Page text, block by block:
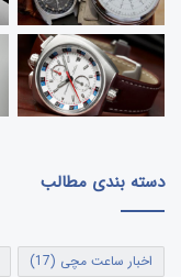
دسته بندی مطالب
اخبار ساعت مچی (17)